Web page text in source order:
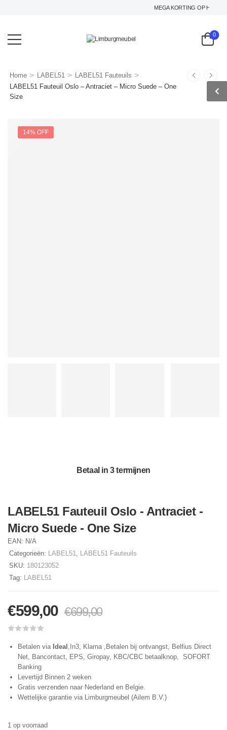
MEGA KORTING OP HET
0
Home > LABEL51 > LABEL51 Fauteuils >
LABEL51 Fauteuil Oslo – Antraciet – Micro Suede – One
Size
14% OFF
Betaal in 3 termijnen
LABEL51 Fauteuil Oslo - Antraciet -
Micro Suede - One Size
EAN: N/A
Categorieën: LABEL51, LABEL51 Fauteuils
SKU: 180123052
Tag: LABEL51
€599,00 €699,00
Betalen via Ideal ,In3, Klarna ,Betalen bij ontvangst, Belfius Direct
Net, Bancontact, EPS, Giropay, KBC/CBC betaalknop, SOFORT
Banking
Levertijd Binnen 2 weken
Gratis verzenden naar Nederland en Belgie.
Wettelijke garantie via Limburgmeubel (Ailem B.V.)
1 op voorraad